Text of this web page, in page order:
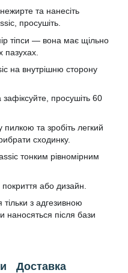
та нанесіть
просушіть.
тіпси — вона має щільно
пазухах.
на внутрішню сторону
зафіксуйте, просушіть 60
та зробіть легкий
сходинку.
тонким рівномірним
або дизайн.
з адгезивною
наносяться після бази
Доставка